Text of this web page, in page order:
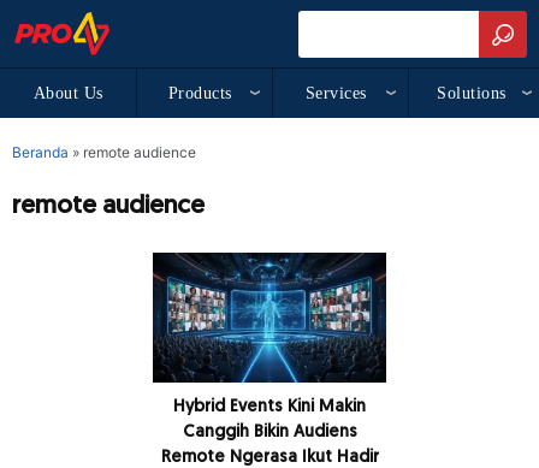
About Us Products Services Solutions
Beranda » remote audience
remote audience
Hybrid Events Kini Makin
Canggih Bikin Audiens
Remote Ngerasa Ikut Hadir